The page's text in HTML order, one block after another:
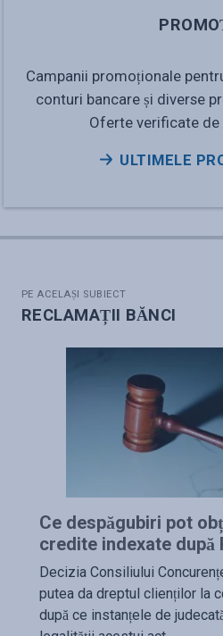
Campanii promoționale
conturi bancare și diverse
Oferte verificate de
ULTIMELE
PE ACELAȘI SUBIECT
RECLAMAȚII BĂNCI
Ce despăgubiri pot
credite indexate după
Decizia Consiliului
putea da dreptul clienților la
după ce instanțele de